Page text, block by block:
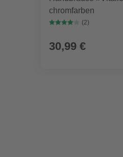
chromfarben
(2)
30,99 €